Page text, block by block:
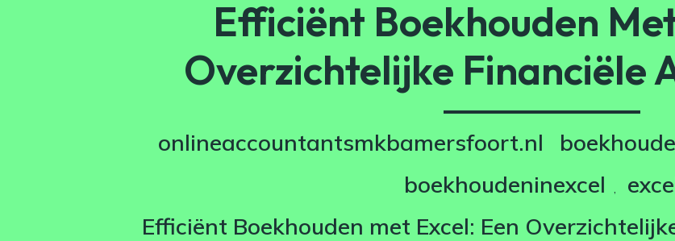
Efficiënt Boekhouden
Overzichtelijke Financiële
onlineaccountantsmkbamersfoort.nl
boekhoudeninexcel ,
Efficiënt Boekhouden met Excel: Een